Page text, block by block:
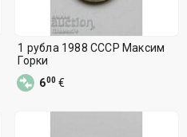
1 рубла 1988 СССР Максим
Горки
600 €